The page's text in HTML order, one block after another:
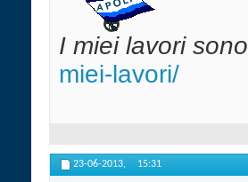
I miei lavori sono
miei-lavori/
23-06-2013, 15:31